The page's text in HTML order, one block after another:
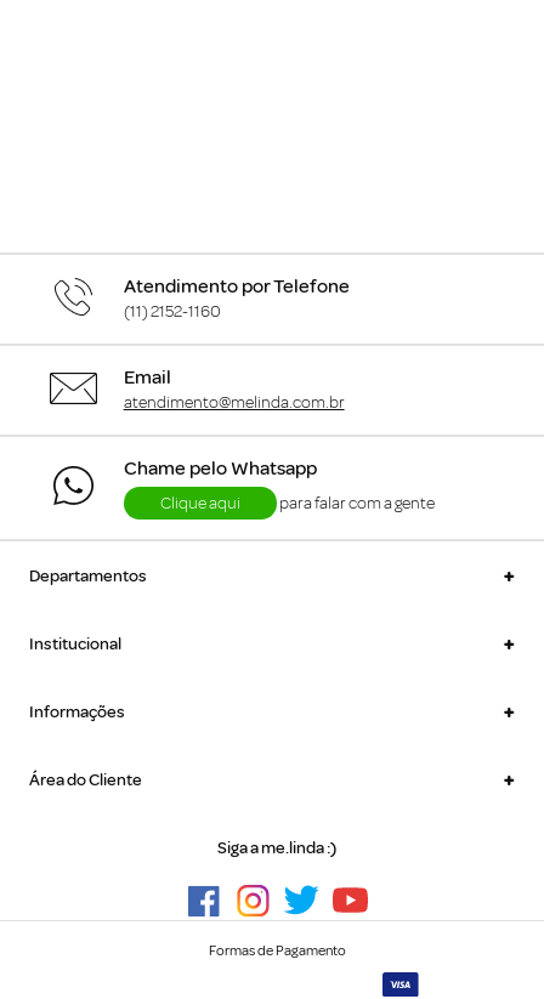
Atendimento por Telefone
(11) 2152-1160
Email
atendimento@melinda.com.br
Chame pelo Whatsapp
Clique aqui para falar com a gente
Departamentos +
Institucional +
Informações +
Área do Cliente +
Siga a me.linda :)
Formas de Pagamento